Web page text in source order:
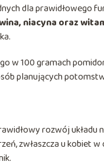
dla prawidłowego
niacyna oraz
w 100 gramach
planujących
rozwój
zwłaszcza u kobiet